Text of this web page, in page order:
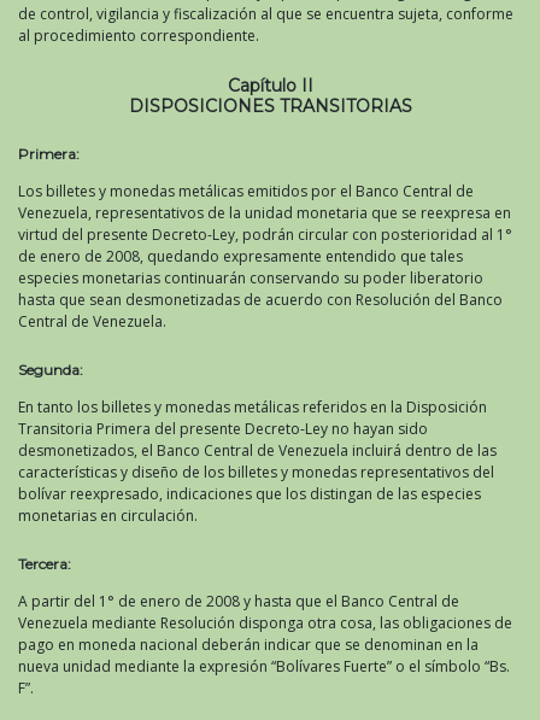
de control, vigilancia y fiscalización al que se encuentra sujeta, conforme
al procedimiento correspondiente.
Capítulo II
DISPOSICIONES TRANSITORIAS
Primera:
Los billetes y monedas metálicas emitidos por el Banco Central de
Venezuela, representativos de la unidad monetaria que se reexpresa en
virtud del presente Decreto-Ley, podrán circular con posterioridad al 1°
de enero de 2008, quedando expresamente entendido que tales
especies monetarias continuarán conservando su poder liberatorio
hasta que sean desmonetizadas de acuerdo con Resolución del Banco
Central de Venezuela.
Segunda:
En tanto los billetes y monedas metálicas referidos en la Disposición
Transitoria Primera del presente Decreto-Ley no hayan sido
desmonetizados, el Banco Central de Venezuela incluirá dentro de las
características y diseño de los billetes y monedas representativos del
bolívar reexpresado, indicaciones que los distingan de las especies
monetarias en circulación.
Tercera:
A partir del 1° de enero de 2008 y hasta que el Banco Central de
Venezuela mediante Resolución disponga otra cosa, las obligaciones de
pago en moneda nacional deberán indicar que se denominan en la
nueva unidad mediante la expresión “Bolívares Fuerte” o el símbolo “Bs.
F”.